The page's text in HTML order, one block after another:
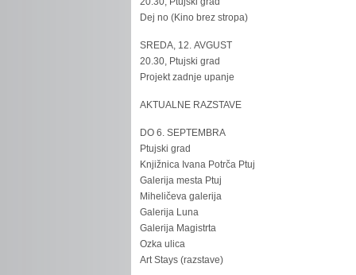
Dej no (Kino brez stropa)
SREDA, 12. AVGUST
20.30, Ptujski grad
Projekt zadnje upanje
AKTUALNE RAZSTAVE
DO 6. SEPTEMBRA
Ptujski grad
Knjižnica Ivana Potrča Ptuj
Galerija mesta Ptuj
Miheličeva galerija
Galerija Luna
Galerija Magistrta
Ozka ulica
Art Stays (razstave)